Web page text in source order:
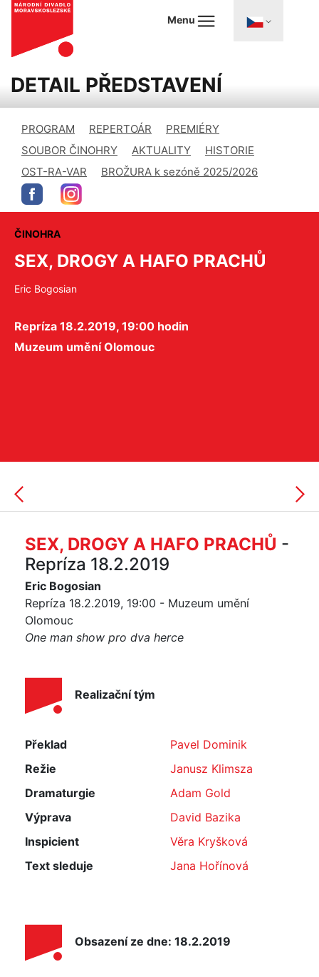
Menu
DETAIL PŘEDSTAVENÍ
PROGRAM REPERTOÁR
PREMIÉRY
SOUBOR ČINOHRY
AKTUALITY
HISTORIE
OST-RA-VAR
BROŽURA k sezóně 2025/2026
ČINOHRA
SEX, DROGY A HAFO PRACHŮ
Eric Bogosian
Repríza 18.2.2019, 19:00 hodin
Muzeum umění Olomouc
SEX, DROGY A HAFO PRACHŮ -
Repríza 18.2.2019
Eric Bogosian
Repríza 18.2.2019, 19:00 - Muzeum umění
Olomouc
One man show pro dva herce
Realizační tým
Překlad
Pavel Dominik
Režie
Janusz Klimsza
Dramaturgie
Adam Gold
Výprava
David Bazika
Inspicient
Věra Kryšková
Text sleduje
Jana Hořínová
Obsazení ze dne: 18.2.2019